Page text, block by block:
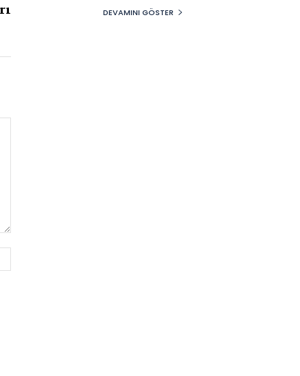
DEVAMINI GÖSTER